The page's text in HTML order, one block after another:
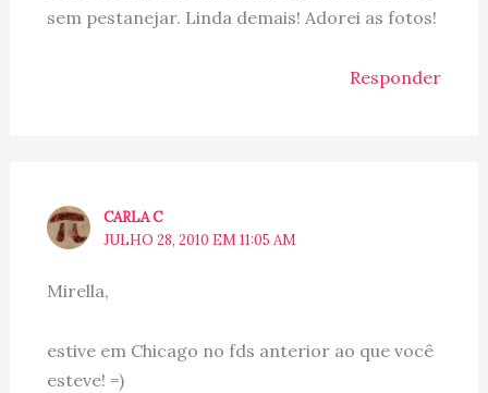
sem pestanejar. Linda demais! Adorei as fotos!
Responder
CARLA C
JULHO 28, 2010 EM 11:05 AM
Mirella,
estive em Chicago no fds anterior ao que você
esteve! =)